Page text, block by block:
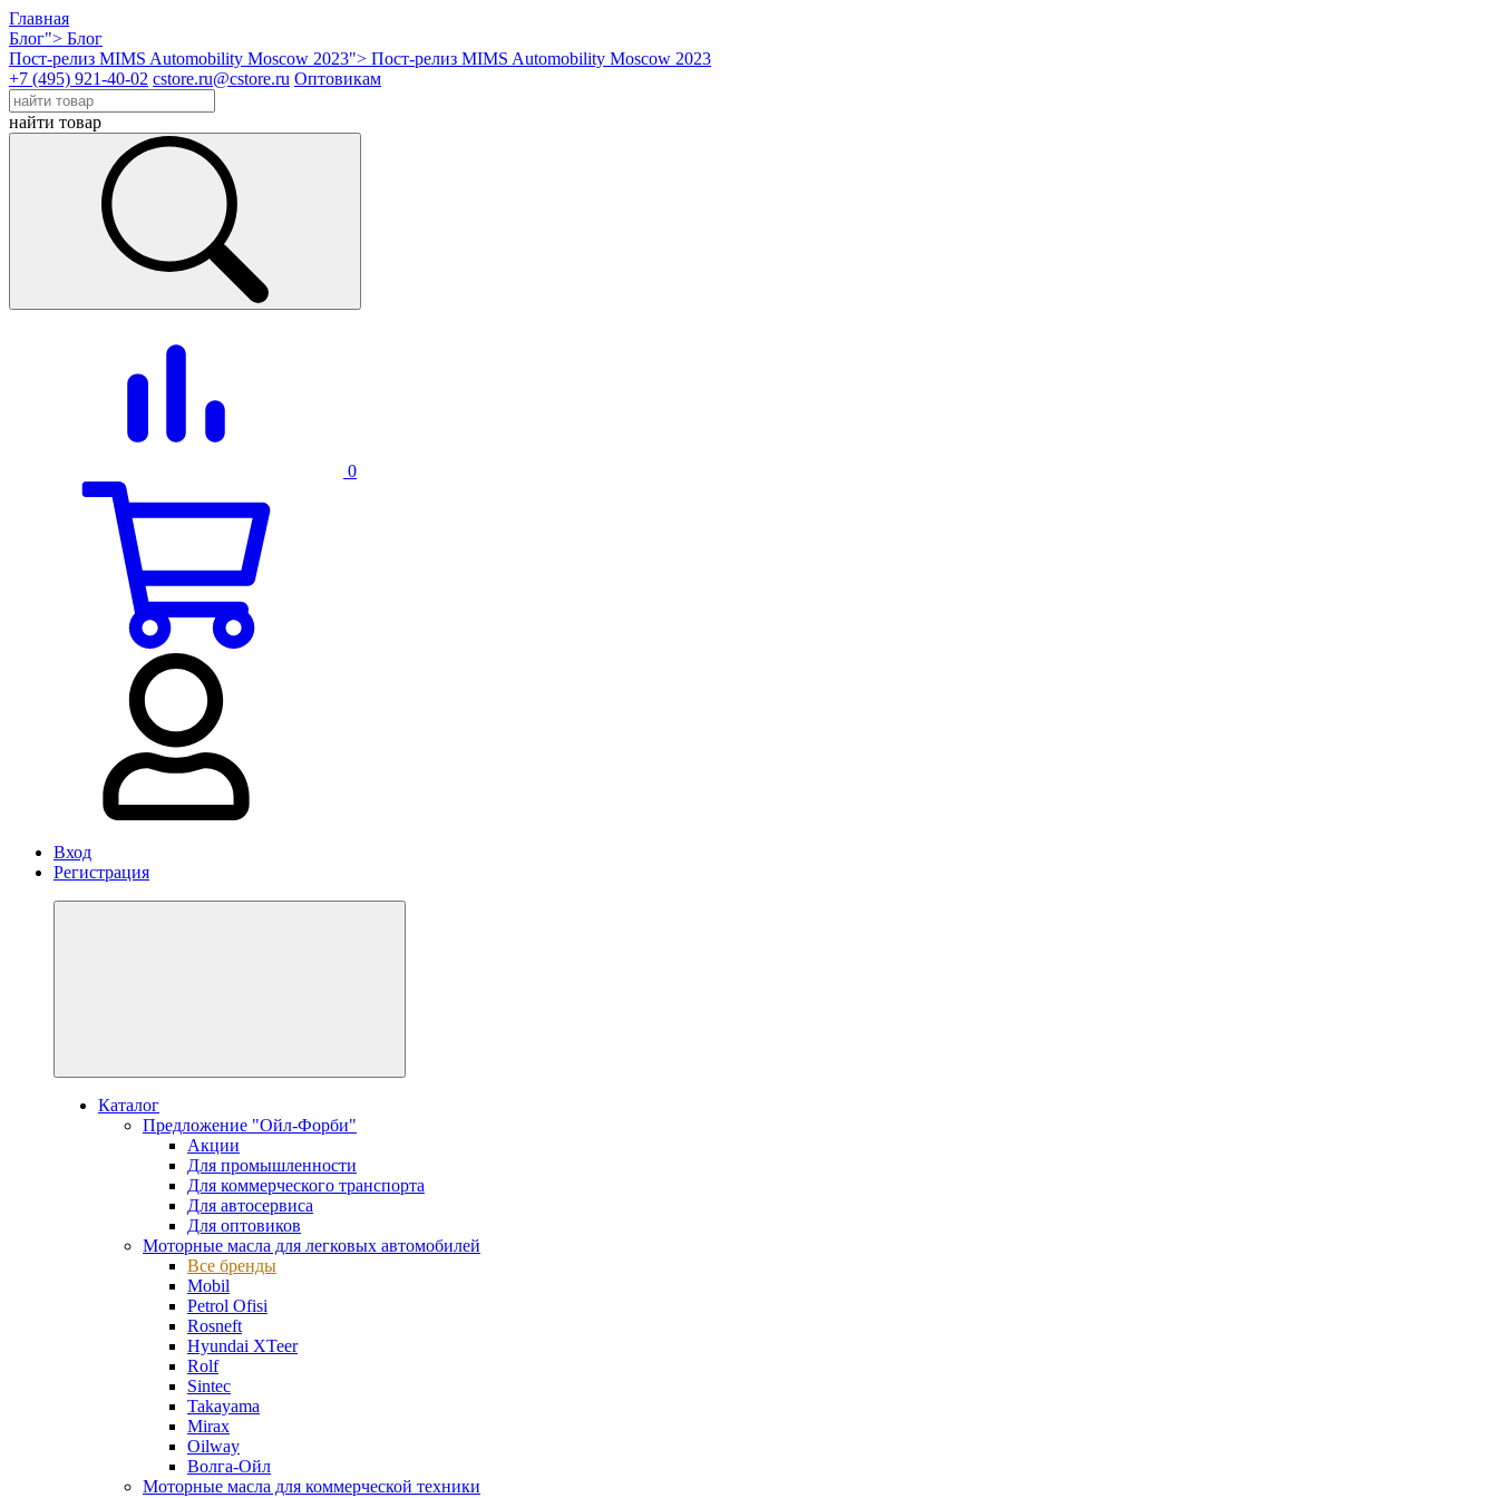
Главная
Блог"> Блог
Пост-релиз MIMS Automobility Moscow 2023"> Пост-релиз MIMS Automobility Moscow 2023
+7 (495) 921-40-02 cstore.ru@cstore.ru Оптовикам
найти товар
0
Вход
Регистрация
Каталог
Предложение "Ойл-Форби"
Акции
Для промышленности
Для коммерческого транспорта
Для автосервиса
Для оптовиков
Моторные масла для легковых автомобилей
Все бренды
Mobil
Petrol Ofisi
Rosneft
Hyundai XTeer
Rolf
Sintec
Takayama
Mirax
Oilway
Волга-Ойл
Моторные масла для коммерческой техники